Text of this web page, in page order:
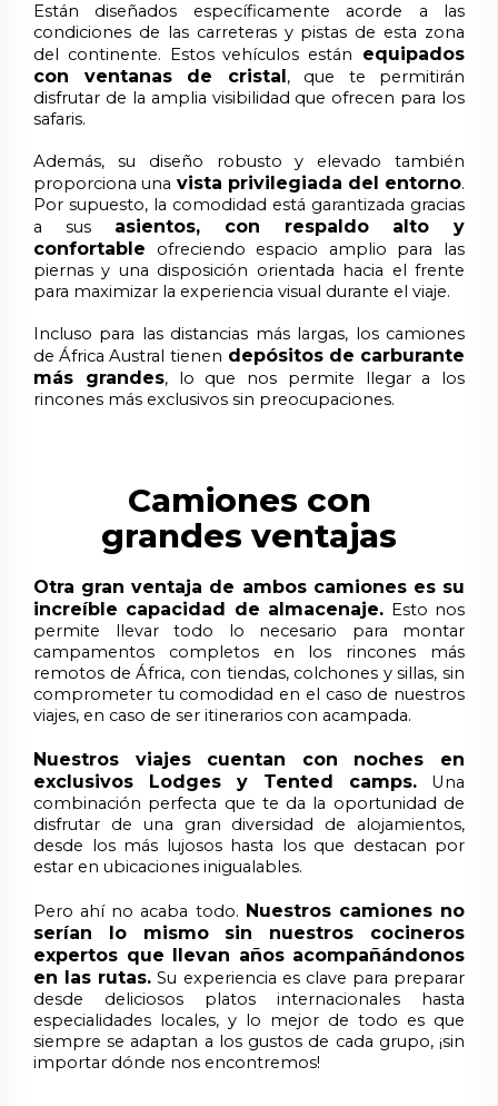
Están diseñados específicamente acorde a las
condiciones de las carreteras y pistas de esta zona
del continente. Estos vehículos están equipados
con ventanas de cristal, que te permitirán
disfrutar de la amplia visibilidad que ofrecen para los
safaris.
Además, su diseño robusto y elevado también
proporciona una vista privilegiada del entorno.
Por supuesto, la comodidad está garantizada gracias
a susasientos, con respaldo alto y
confortable ofreciendo espacio amplio para las
piernas y una disposición orientada hacia el frente
para maximizar la experiencia visual durante el viaje.
Incluso para las distancias más largas, los camiones
de África Austral tienen depósitos de carburante
más grandes, lo que nos permite llegar a los
rincones más exclusivos sin preocupaciones.
Camiones con
grandes ventajas
Otra gran ventaja de ambos camiones es su
increíble capacidad de almacenaje. Esto nos
permite llevar todo lo necesario para montar
campamentos completos en los rincones más
remotos de África, con tiendas, colchones y sillas, sin
comprometer tu comodidad en el caso de nuestros
viajes, en caso de ser itinerarios con acampada.
Nuestros viajes cuentan con noches en
exclusivos Lodges y Tented camps. Una
combinación perfecta que te da la oportunidad de
disfrutar de una gran diversidad de alojamientos,
desde los más lujosos hasta los que destacan por
estar en ubicaciones inigualables.
Pero ahí no acaba todo. Nuestros camiones no
serían lo mismo sin nuestros cocineros
expertos que llevan años acompañándonos
en las rutas. Su experiencia es clave para preparar
desde deliciosos platos internacionales hasta
especialidades locales, y lo mejor de todo es que
siempre se adaptan a los gustos de cada grupo, ¡sin
importar dónde nos encontremos!